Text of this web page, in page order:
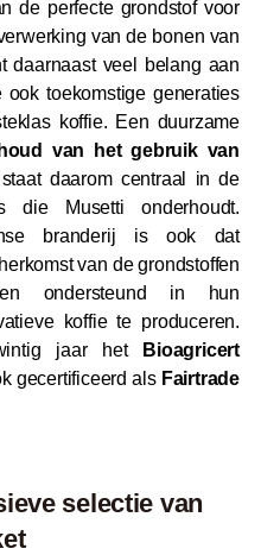
de perfecte grondstof voor
van de bonen van
daarnaast veel belang aan
ook toekomstige generaties
koffie. Een duurzame
van het gebruik van
staat daarom centraal in de
die Musetti onderhoudt.
branderij is ook dat
van de grondstoffen
ondersteund in hun
koffie te produceren.
jaar het
Bioagricert
gecertificeerd als Fairtrade
selectie van